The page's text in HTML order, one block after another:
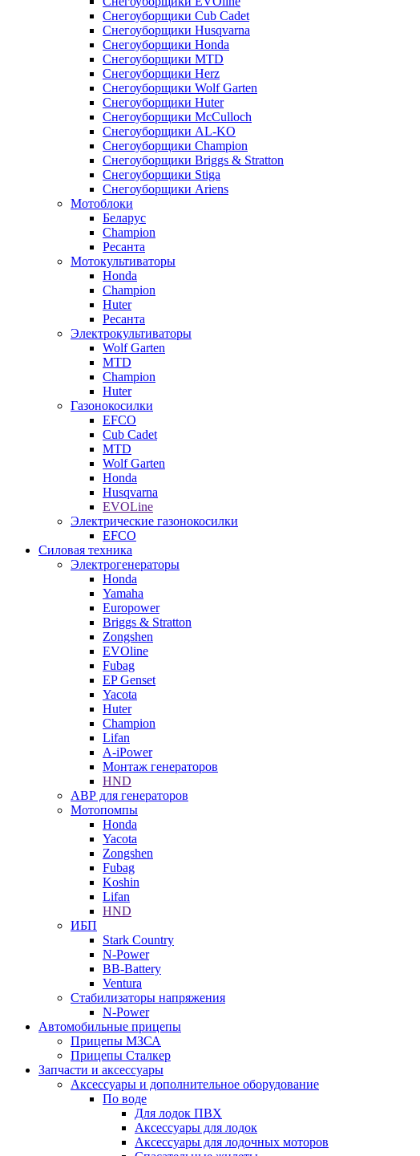
Снегоуборщики Cub Cadet
Снегоуборщики Husqvarna
Снегоуборщики Honda
Снегоуборщики MTD
Снегоуборщики Herz
Снегоуборщики Wolf Garten
Снегоуборщики Huter
Снегоуборщики McCulloch
Снегоуборщики AL-KO
Снегоуборщики Champion
Снегоуборщики Briggs & Stratton
Снегоуборщики Stiga
Снегоуборщики Ariens
Мотоблоки
Беларус
Champion
Ресанта
Мотокультиваторы
Honda
Champion
Huter
Ресанта
Электрокультиваторы
Wolf Garten
MTD
Champion
Huter
Газонокосилки
EFCO
Cub Cadet
MTD
Wolf Garten
Honda
Husqvarna
EVOLine
Электрические газонокосилки
EFCO
Силовая техника
Электрогенераторы
Honda
Yamaha
Europower
Briggs & Stratton
Zongshen
EVOline
Fubag
EP Genset
Yacota
Huter
Champion
Lifan
A-iPower
Монтаж генераторов
HND
АВР для генераторов
Мотопомпы
Honda
Yacota
Zongshen
Fubag
Koshin
Lifan
HND
ИБП
Stark Country
N-Power
BB-Battery
Ventura
Стабилизаторы напряжения
N-Power
Автомобильные прицепы
Прицепы МЗСА
Прицепы Сталкер
Запчасти и аксессуары
Аксессуары и дополнительное оборудование
По воде
Для лодок ПВХ
Аксессуары для лодок
Аксессуары для лодочных моторов